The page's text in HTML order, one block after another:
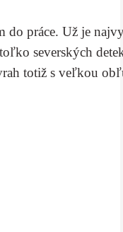
práce. Už je
severských
totiž s veľkou